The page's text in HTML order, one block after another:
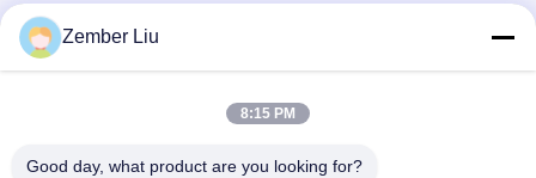
Bản tin của chúng tôi
Zember Liu
8:15 PM
Good day, what product are you looking for?